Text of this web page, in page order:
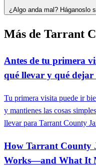
¿Algo anda mal? Háganoslo
Más de Tarrant
Antes de tu primera
qué llevar y qué dejar
Tu primera visita puede ir
y mantienes las cosas
llevar para Tarrant County
How Tarrant County
Works—and What It